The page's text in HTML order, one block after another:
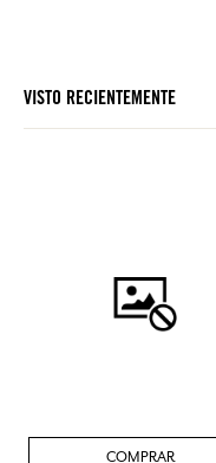
VISTO RECIENTEMENTE
COMPRAR